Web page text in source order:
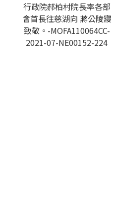
行政院郝柏村院長率各部
會首長往慈湖向 蔣公陵寢
致敬。-MOFA110064CC-
2021-07-NE00152-224